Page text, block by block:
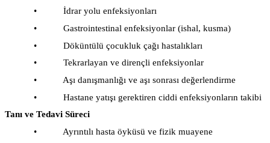
• İdrar yolu enfeksiyonları
• Gastrointestinal enfeksiyonlar (ishal, kusma)
• Döküntülü çocukluk çağı hastalıkları
• Tekrarlayan ve dirençli enfeksiyonlar
• Aşı danışmanlığı ve aşı sonrası değerlendirme
• Hastane yatışı gerektiren ciddi enfeksiyonların takibi
Tanı ve Tedavi Süreci
• Ayrıntılı hasta öyküsü ve fizik muayene